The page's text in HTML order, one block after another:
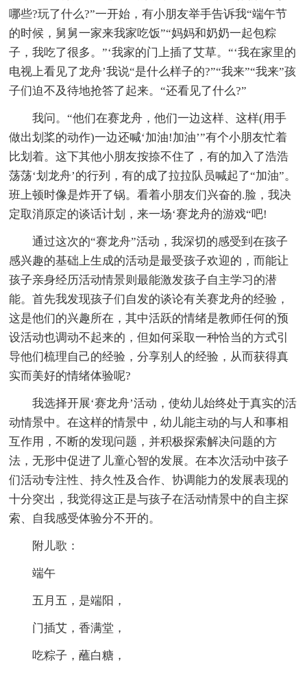
哪些?玩了什么?”一开始，有小朋友举手告诉我“端午节
的时候，舅舅一家来我家吃饭”“妈妈和奶奶一起包粽
子，我吃了很多。”‘我家的门上插了艾草。“‘我在家里的
电视上看见了龙舟’我说“是什么样子的?”“我来”“我来”孩
子们迫不及待地抢答了起来。“还看见了什么?”
我问。“他们在赛龙舟，他们一边这样、这样(用手
做出划桨的动作)一边还喊‘加油!加油’”有个小朋友忙着
比划着。这下其他小朋友按捺不住了，有的加入了浩浩
荡荡‘划龙舟’的行列，有的成了拉拉队员喊起了“加油”。
班上顿时像是炸开了锅。看着小朋友们兴奋的.脸，我决
定取消原定的谈话计划，来一场‘赛龙舟的游戏“吧!
通过这次的“赛龙舟”活动，我深切的感受到在孩子
感兴趣的基础上生成的活动是最受孩子欢迎的，而能让
孩子亲身经历活动情景则最能激发孩子自主学习的潜
能。首先我发现孩子们自发的谈论有关赛龙舟的经验，
这是他们的兴趣所在，其中活跃的情绪是教师任何的预
设活动也调动不起来的，但如何采取一种恰当的方式引
导他们梳理自己的经验，分享别人的经验，从而获得真
实而美好的情绪体验呢?
我选择开展‘赛龙舟’活动，使幼儿始终处于真实的活
动情景中。在这样的情景中，幼儿能主动的与人和事相
互作用，不断的发现问题，并积极探索解决问题的方
法，无形中促进了儿童心智的发展。在本次活动中孩子
们活动专注性、持久性及合作、协调能力的发展表现的
十分突出，我觉得这正是与孩子在活动情景中的自主探
索、自我感受体验分不开的。
附儿歌：
端午
五月五，是端阳，
门插艾，香满堂，
吃粽子，蘸白糖，